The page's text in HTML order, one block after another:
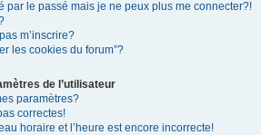
par le passé mais je ne peux plus me connecter?!
m’inscrire?
les cookies du forum”?
de l’utilisateur
paramètres?
correctes!
horaire et l’heure est encore incorrecte!